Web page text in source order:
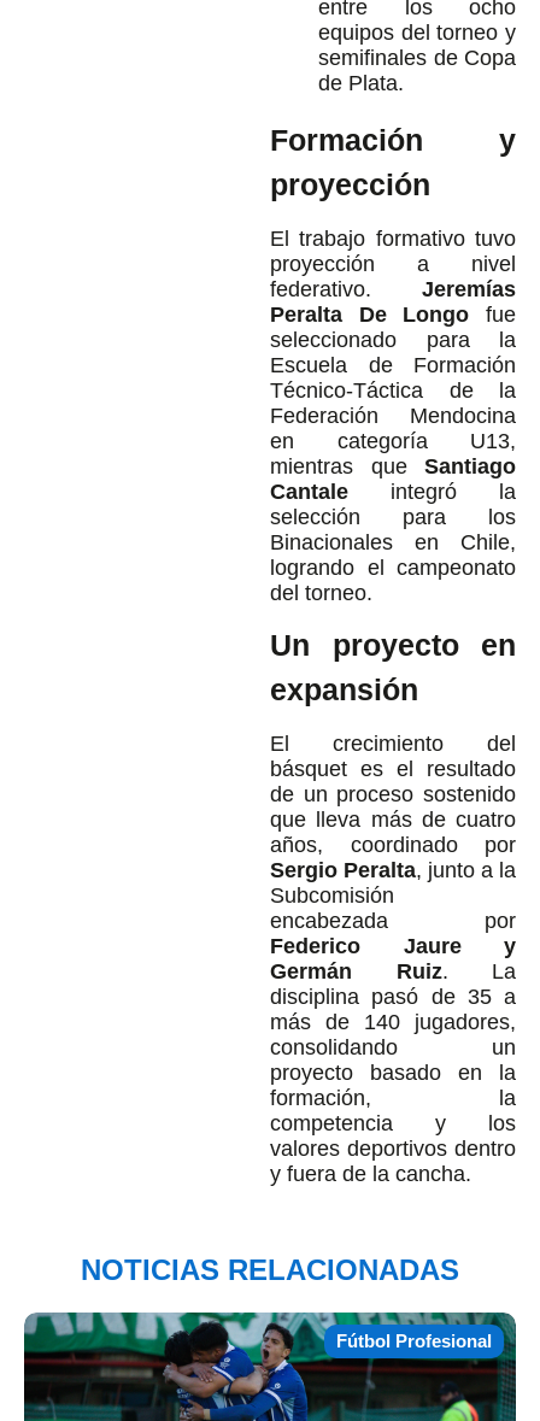
entre los ocho
equipos del torneo y
semifinales de Copa
de Plata.
Formación y
proyección
El trabajo formativo tuvo
proyección a nivel
federativo. Jeremías
Peralta De Longo fue
seleccionado para la
Escuela de Formación
Técnico-Táctica de la
Federación Mendocina
en categoría U13,
mientras que Santiago
Cantale integró la
selección para los
Binacionales en Chile,
logrando el campeonato
del torneo.
Un proyecto en
expansión
El crecimiento del
básquet es el resultado
de un proceso sostenido
que lleva más de cuatro
años, coordinado por
Sergio Peralta, junto a la
Subcomisión
encabezada por
Federico Jaure y
Germán Ruiz. La
disciplina pasó de 35 a
más de 140 jugadores,
consolidando un
proyecto basado en la
formación, la
competencia y los
valores deportivos dentro
y fuera de la cancha.
NOTICIAS RELACIONADAS
Fútbol Profesional